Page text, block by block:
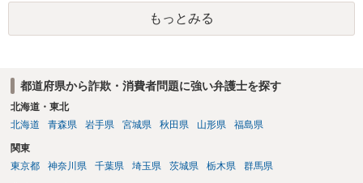
もっとみる
都道府県から詐欺・消費者問題に強い弁護士を探す
北海道・東北
北海道
青森県 岩手県 宮城県 秋田県 山形県 福島県
関東
東京都
神奈川県 千葉県 埼玉県 茨城県 栃木県 群馬県